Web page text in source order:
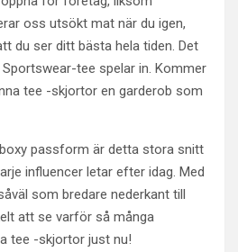
oss utsökt mat när du igen,
du ser ditt bästa hela tiden. Det
tee spelar in. Kommer
tee -skjortor en garderob som
passform är detta stora snitt
influencer letar efter idag. Med
som bredare nederkant till
att se varför så många
tee -skjortor just nu!